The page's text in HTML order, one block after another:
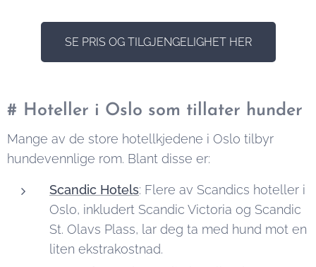
SE PRIS OG TILGJENGELIGHET HER
# Hoteller i Oslo som tillater hunder
Mange av de store hotellkjedene i Oslo tilbyr
hundevennlige rom. Blant disse er:
Scandic Hotels: Flere av Scandics hoteller i
Oslo, inkludert Scandic Victoria og Scandic
St. Olavs Plass, lar deg ta med hund mot en
liten ekstrakostnad.